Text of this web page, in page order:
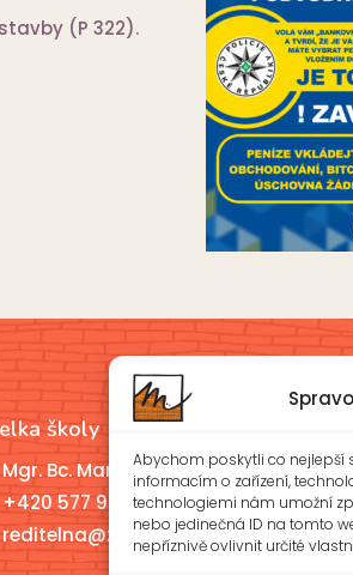
Abychom poskytli co nejlepší
informacím o zařízení,
technologiemi nám umožní
nebo jedinečná ID na tomto
nepříznivě ovlivnit určité
(P 322).
školy
Mgr. Bc. Marcela Javoříková
+420 577 926 721
reditelna@zsotrman.cz